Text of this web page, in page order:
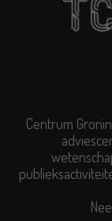
Centrum